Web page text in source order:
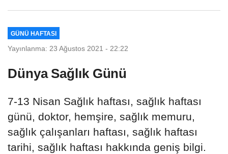
GÜNÜ HAFTASI
Yayınlanma: 23 Ağustos 2021 - 22:22
Dünya Sağlık Günü
7-13 Nisan Sağlık haftası, sağlık haftası
günü, doktor, hemşire, sağlık memuru,
sağlık çalışanları haftası, sağlık haftası
tarihi, sağlık haftası hakkında geniş bilgi.